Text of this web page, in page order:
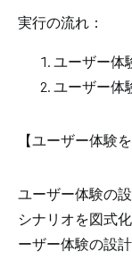
実行の流れ：
ユーザー体
ユーザー体
【ユーザー体験を
ユーザー体験の
シナリオを図式
ーザー体験の設